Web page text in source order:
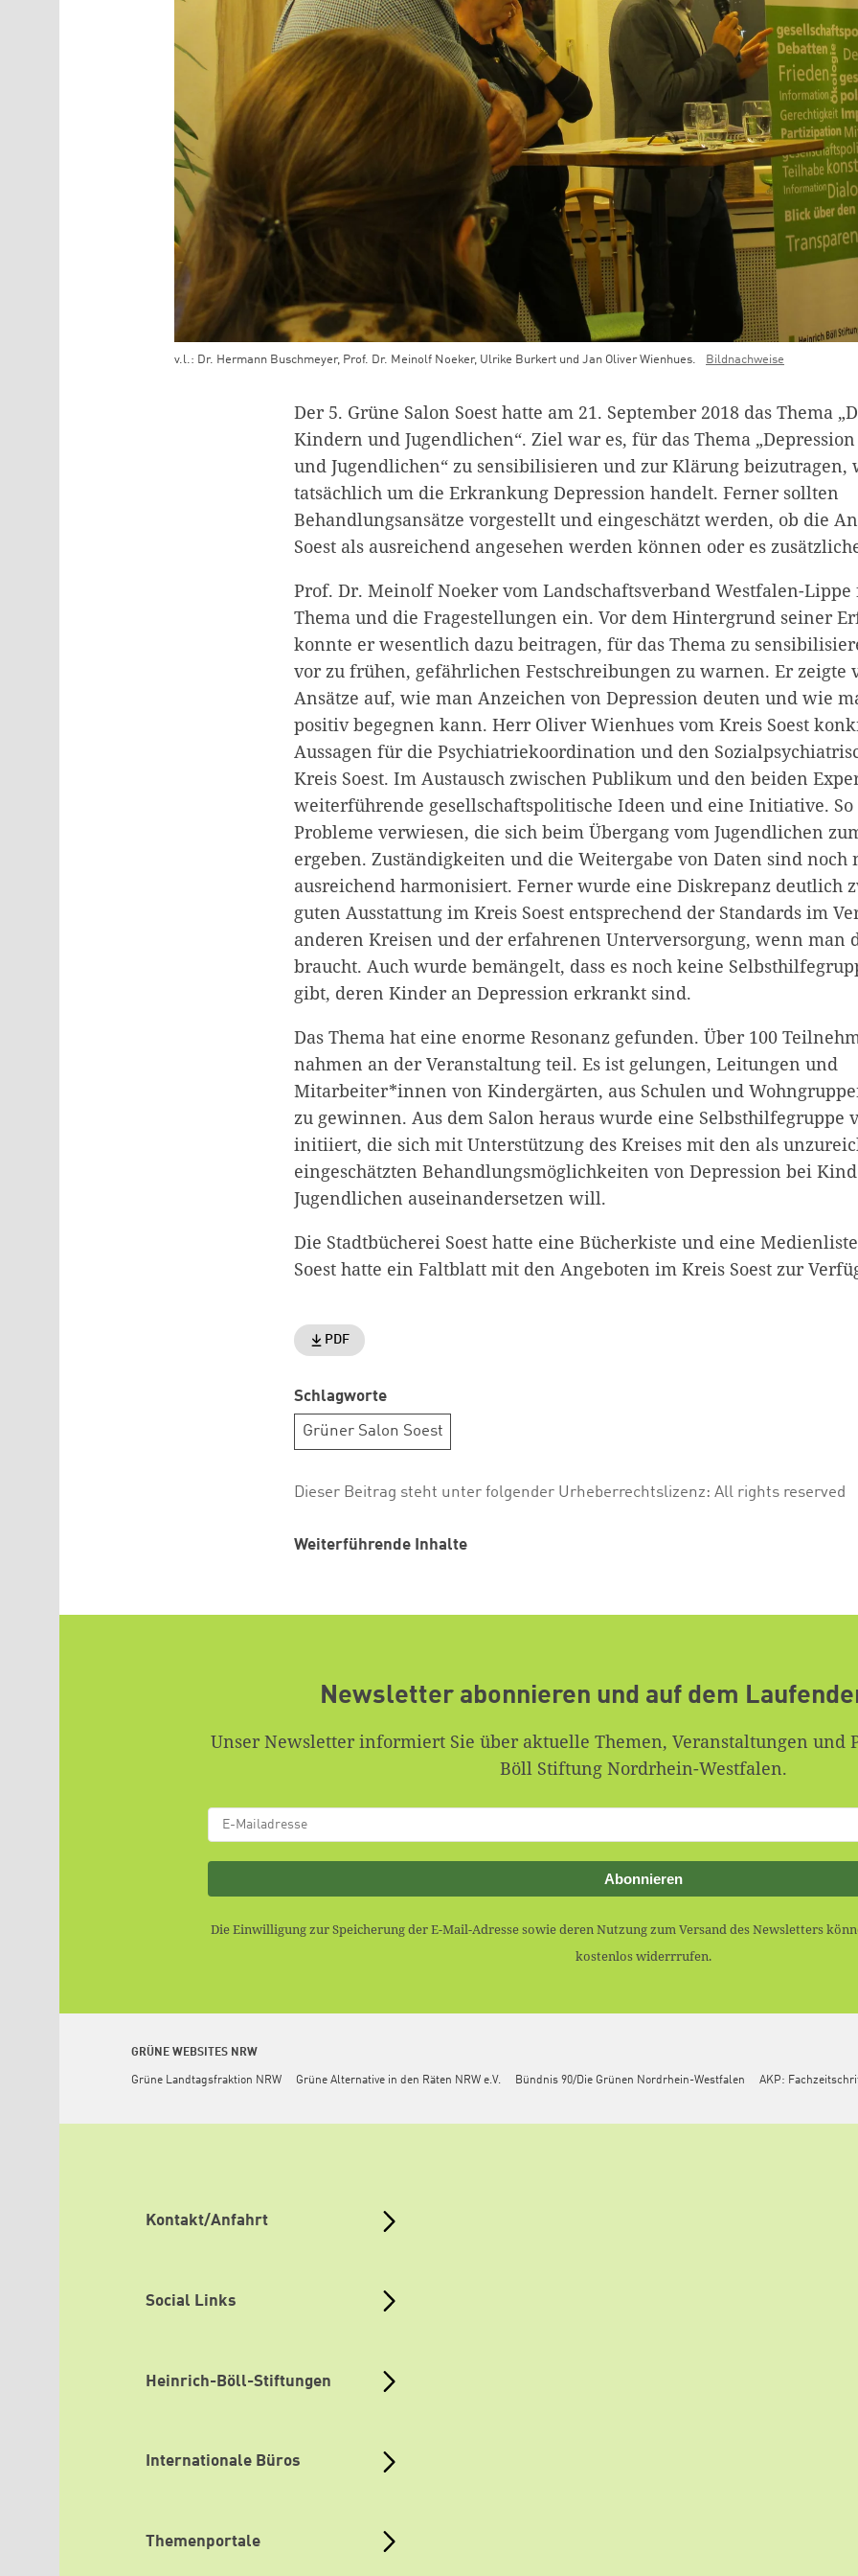
v.l.: Dr. Hermann Buschmeyer, Prof. Dr. Meinolf Noeker, Ulrike Burkert und Jan Oliver Wienhues. Bildnachweise
Der 5. Grüne Salon Soest hatte am 21. September 2018 das Thema
Kindern und Jugendlichen“. Ziel war es, für das Thema
und Jugendlichen“ zu sensibilisieren und zur Klärung beizutragen,
tatsächlich um die Erkrankung Depression handelt. Ferner sollten
Behandlungsansätze vorgestellt und eingeschätzt werden, ob die
Soest als ausreichend angesehen werden können oder es
Prof. Dr. Meinolf Noeker vom Landschaftsverband Westfalen-
Thema und die Fragestellungen ein. Vor dem Hintergrund seiner
konnte er wesentlich dazu beitragen, für das Thema zu
vor zu frühen, gefährlichen Festschreibungen zu warnen. Er zeigte
Ansätze auf, wie man Anzeichen von Depression deuten und wie
positiv begegnen kann. Herr Oliver Wienhues vom Kreis Soest
Aussagen für die Psychiatriekoordination und den
Kreis Soest. Im Austausch zwischen Publikum und den beiden
weiterführende gesellschaftspolitische Ideen und eine Initiative.
Probleme verwiesen, die sich beim Übergang vom Jugendlichen
ergeben. Zuständigkeiten und die Weitergabe von Daten sind noch
ausreichend harmonisiert. Ferner wurde eine Diskrepanz deutlich
guten Ausstattung im Kreis Soest entsprechend der Standards im
anderen Kreisen und der erfahrenen Unterversorgung, wenn man
braucht. Auch wurde bemängelt, dass es noch keine
gibt, deren Kinder an Depression erkrankt sind.
Das Thema hat eine enorme Resonanz gefunden. Über 100
nahmen an der Veranstaltung teil. Es ist gelungen, Leitungen und
Mitarbeiter*innen von Kindergärten, aus Schulen und
zu gewinnen. Aus dem Salon heraus wurde eine Selbsthilfegruppe
initiiert, die sich mit Unterstützung des Kreises mit den als
eingeschätzten Behandlungsmöglichkeiten von Depression bei
Jugendlichen auseinandersetzen will.
Die Stadtbücherei Soest hatte eine Bücherkiste und eine
Soest hatte ein Faltblatt mit den Angeboten im Kreis Soest zur
PDF
Schlagworte
Grüner Salon Soest
Dieser Beitrag steht unter folgender Urheberrechtslizenz: All rights reserved
Weiterführende Inhalte
Newsletter abonnieren und auf dem
Unser Newsletter informiert Sie über aktuelle Themen, Veranstaltungen
Böll Stiftung Nordrhein-Westfalen.
Abonnieren
Die Einwilligung zur Speicherung der E-Mail-Adresse sowie deren Nutzung zum Versand des Newsletters
kostenlos widerrrufen.
GRÜNE WEBSITES NRW
Grüne Landtagsfraktion NRW Grüne Alternative in den Räten NRW e.V. Bündnis 90/Die Grünen Nordrhein-Westfalen AKP:
Kontakt/Anfahrt
Social Links
Heinrich-Böll-Stiftungen
Internationale Büros
Themenportale